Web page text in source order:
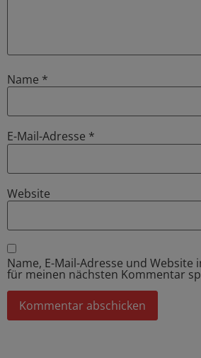
Name *
E-Mail-Adresse *
Website
Name, E-Mail-Adresse und Website
für meinen nächsten Kommentar